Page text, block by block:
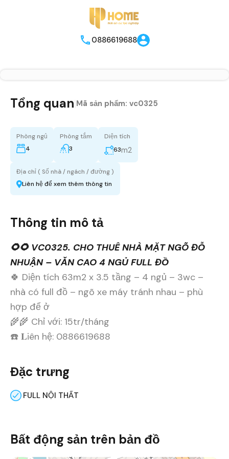
0886619688
Tổng quan Mã sản phẩm: vc0325
Phòng ngủ
4
Phòng tắm
3
Diện tích
63m2
Địa chỉ ( Số nhà / ngách / đường )
Liên hệ để xem thêm thông tin
Thông tin mô tả
🌻🌻 VC0325. CHO THUÊ NHÀ MẶT NGÕ ĐỖ
NHUẬN – VĂN CAO 4 NGỦ FULL ĐỒ
🍀 Diện tích 63m2 x 3.5 tầng – 4 ngủ – 3wc –
nhà có full đồ – ngõ xe máy tránh nhau – phù
hợp để ở
🌾🌾 Chỉ với: 15tr/tháng
☎️ 𝐋iên hệ: 0886619688
Đặc trưng
FULL NỘI THẤT
Bất động sản trên bản đồ